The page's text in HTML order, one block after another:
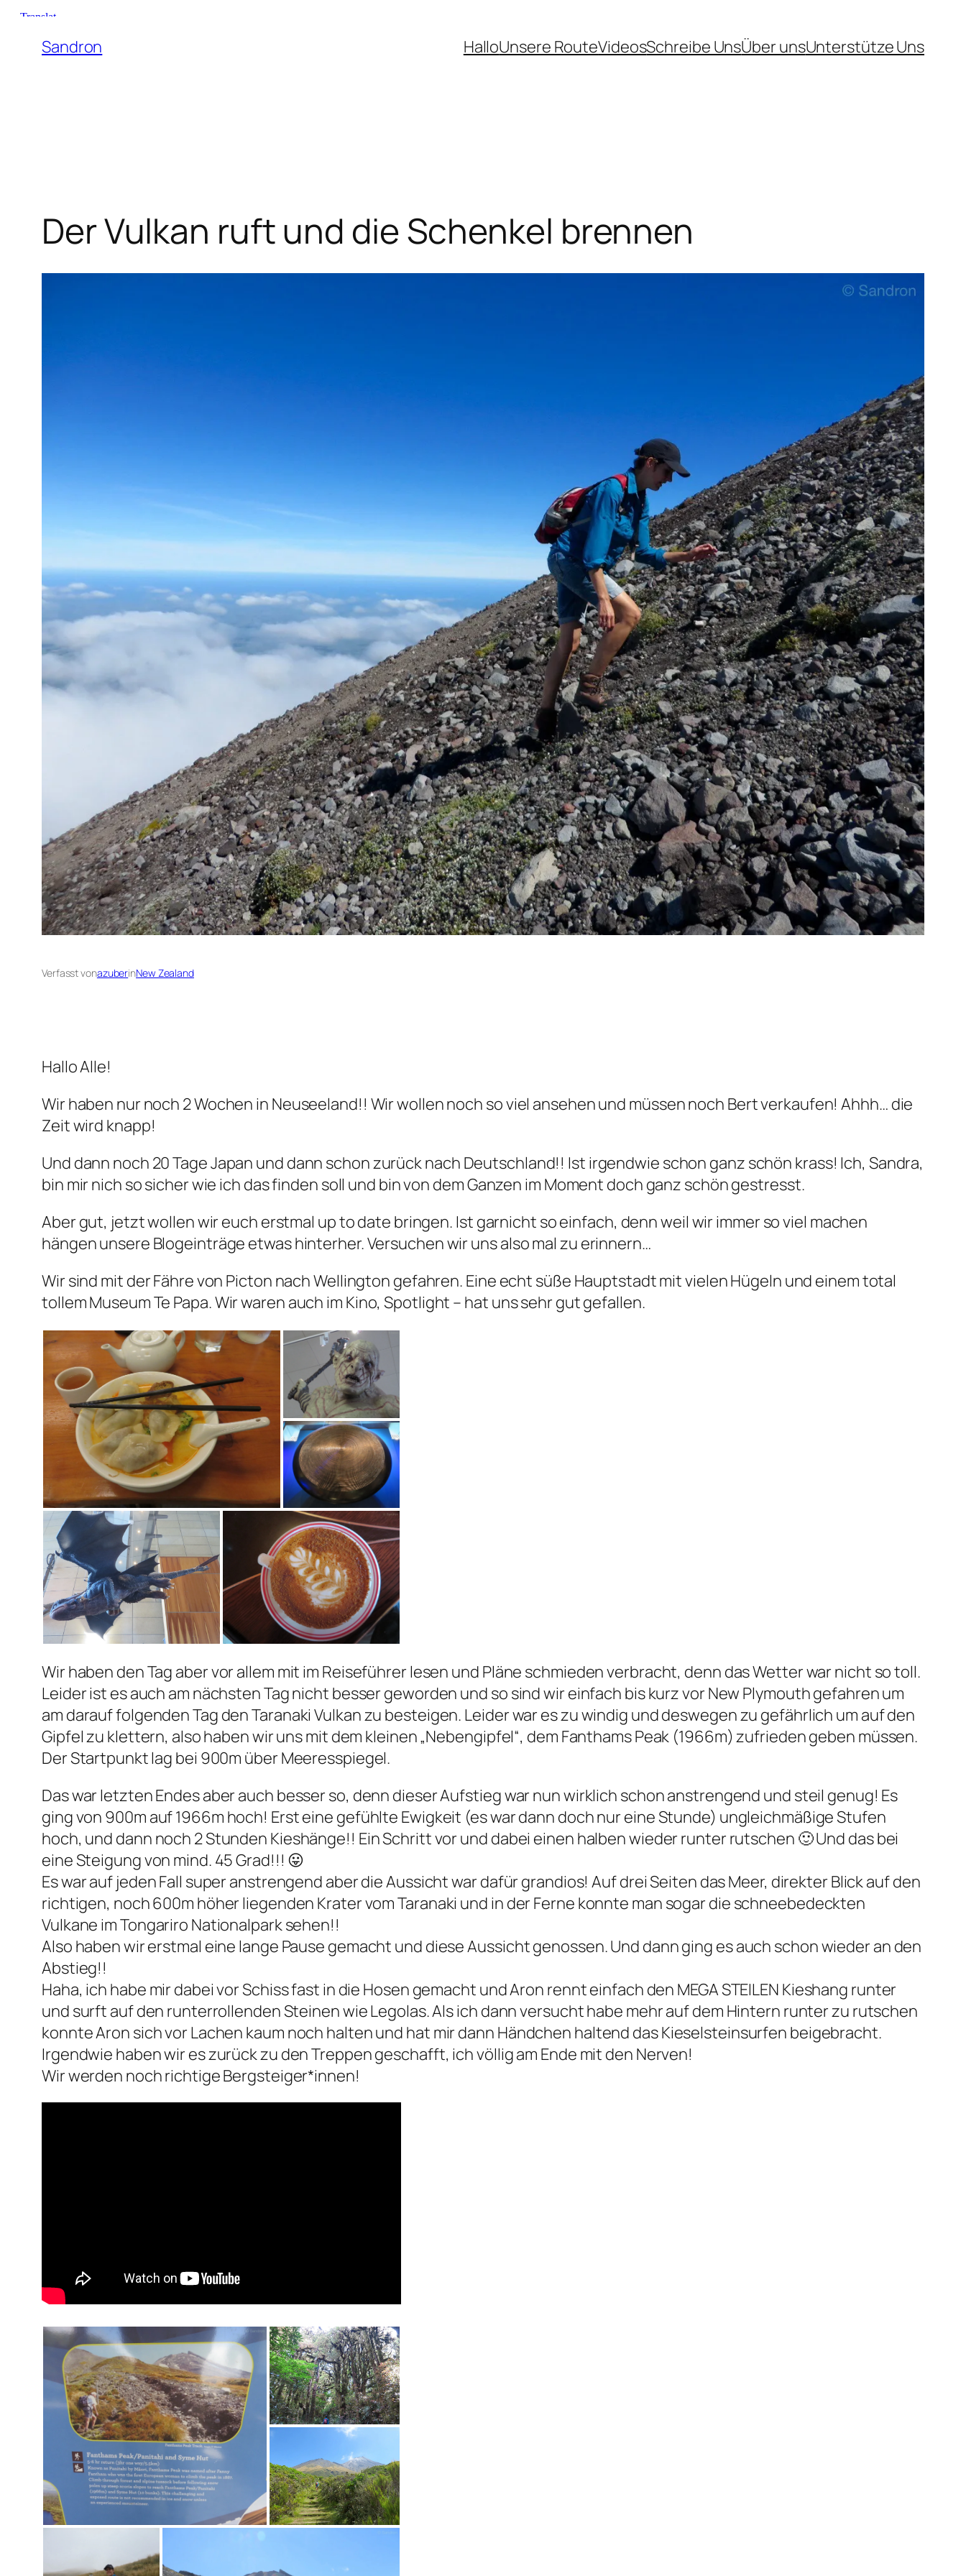
Zum
Inhalt
springen
Sandron HalloUnsere RouteVideosSchreibe UnsÜber unsUnterstütze Uns
Der Vulkan ruft und die Schenkel brennen
Verfasst vonazuberinNew Zealand
Hallo Alle!
Wir haben nur noch 2 Wochen in Neuseeland!! Wir wollen noch so viel ansehen und müssen noch Bert verkaufen! Ahhh… die
Zeit wird knapp!
Und dann noch 20 Tage Japan und dann schon zurück nach Deutschland!! Ist irgendwie schon ganz schön krass! Ich, Sandra,
bin mir nich so sicher wie ich das finden soll und bin von dem Ganzen im Moment doch ganz schön gestresst.
Aber gut, jetzt wollen wir euch erstmal up to date bringen. Ist garnicht so einfach, denn weil wir immer so viel machen
hängen unsere Blogeinträge etwas hinterher. Versuchen wir uns also mal zu erinnern…
Wir sind mit der Fähre von Picton nach Wellington gefahren. Eine echt süße Hauptstadt mit vielen Hügeln und einem total
tollem Museum Te Papa. Wir waren auch im Kino, Spotlight – hat uns sehr gut gefallen.
Wir haben den Tag aber vor allem mit im Reiseführer lesen und Pläne schmieden verbracht, denn das Wetter war nicht so toll.
Leider ist es auch am nächsten Tag nicht besser geworden und so sind wir einfach bis kurz vor New Plymouth gefahren um
am darauf folgenden Tag den Taranaki Vulkan zu besteigen. Leider war es zu windig und deswegen zu gefährlich um auf den
Gipfel zu klettern, also haben wir uns mit dem kleinen „Nebengipfel“, dem Fanthams Peak (1966m) zufrieden geben müssen.
Der Startpunkt lag bei 900m über Meeresspiegel.
Das war letzten Endes aber auch besser so, denn dieser Aufstieg war nun wirklich schon anstrengend und steil genug! Es
ging von 900m auf 1966m hoch! Erst eine gefühlte Ewigkeit (es war dann doch nur eine Stunde) ungleichmäßige Stufen
hoch, und dann noch 2 Stunden Kieshänge!! Ein Schritt vor und dabei einen halben wieder runter rutschen 🙂 Und das bei
eine Steigung von mind. 45 Grad!!! 😛
Es war auf jeden Fall super anstrengend aber die Aussicht war dafür grandios! Auf drei Seiten das Meer, direkter Blick auf den
richtigen, noch 600m höher liegenden Krater vom Taranaki und in der Ferne konnte man sogar die schneebedeckten
Vulkane im Tongariro Nationalpark sehen!!
Also haben wir erstmal eine lange Pause gemacht und diese Aussicht genossen. Und dann ging es auch schon wieder an den
Abstieg!!
Haha, ich habe mir dabei vor Schiss fast in die Hosen gemacht und Aron rennt einfach den MEGA STEILEN Kieshang runter
und surft auf den runterrollenden Steinen wie Legolas. Als ich dann versucht habe mehr auf dem Hintern runter zu rutschen
konnte Aron sich vor Lachen kaum noch halten und hat mir dann Händchen haltend das Kieselsteinsurfen beigebracht.
Irgendwie haben wir es zurück zu den Treppen geschafft, ich völlig am Ende mit den Nerven!
Wir werden noch richtige Bergsteiger*innen!